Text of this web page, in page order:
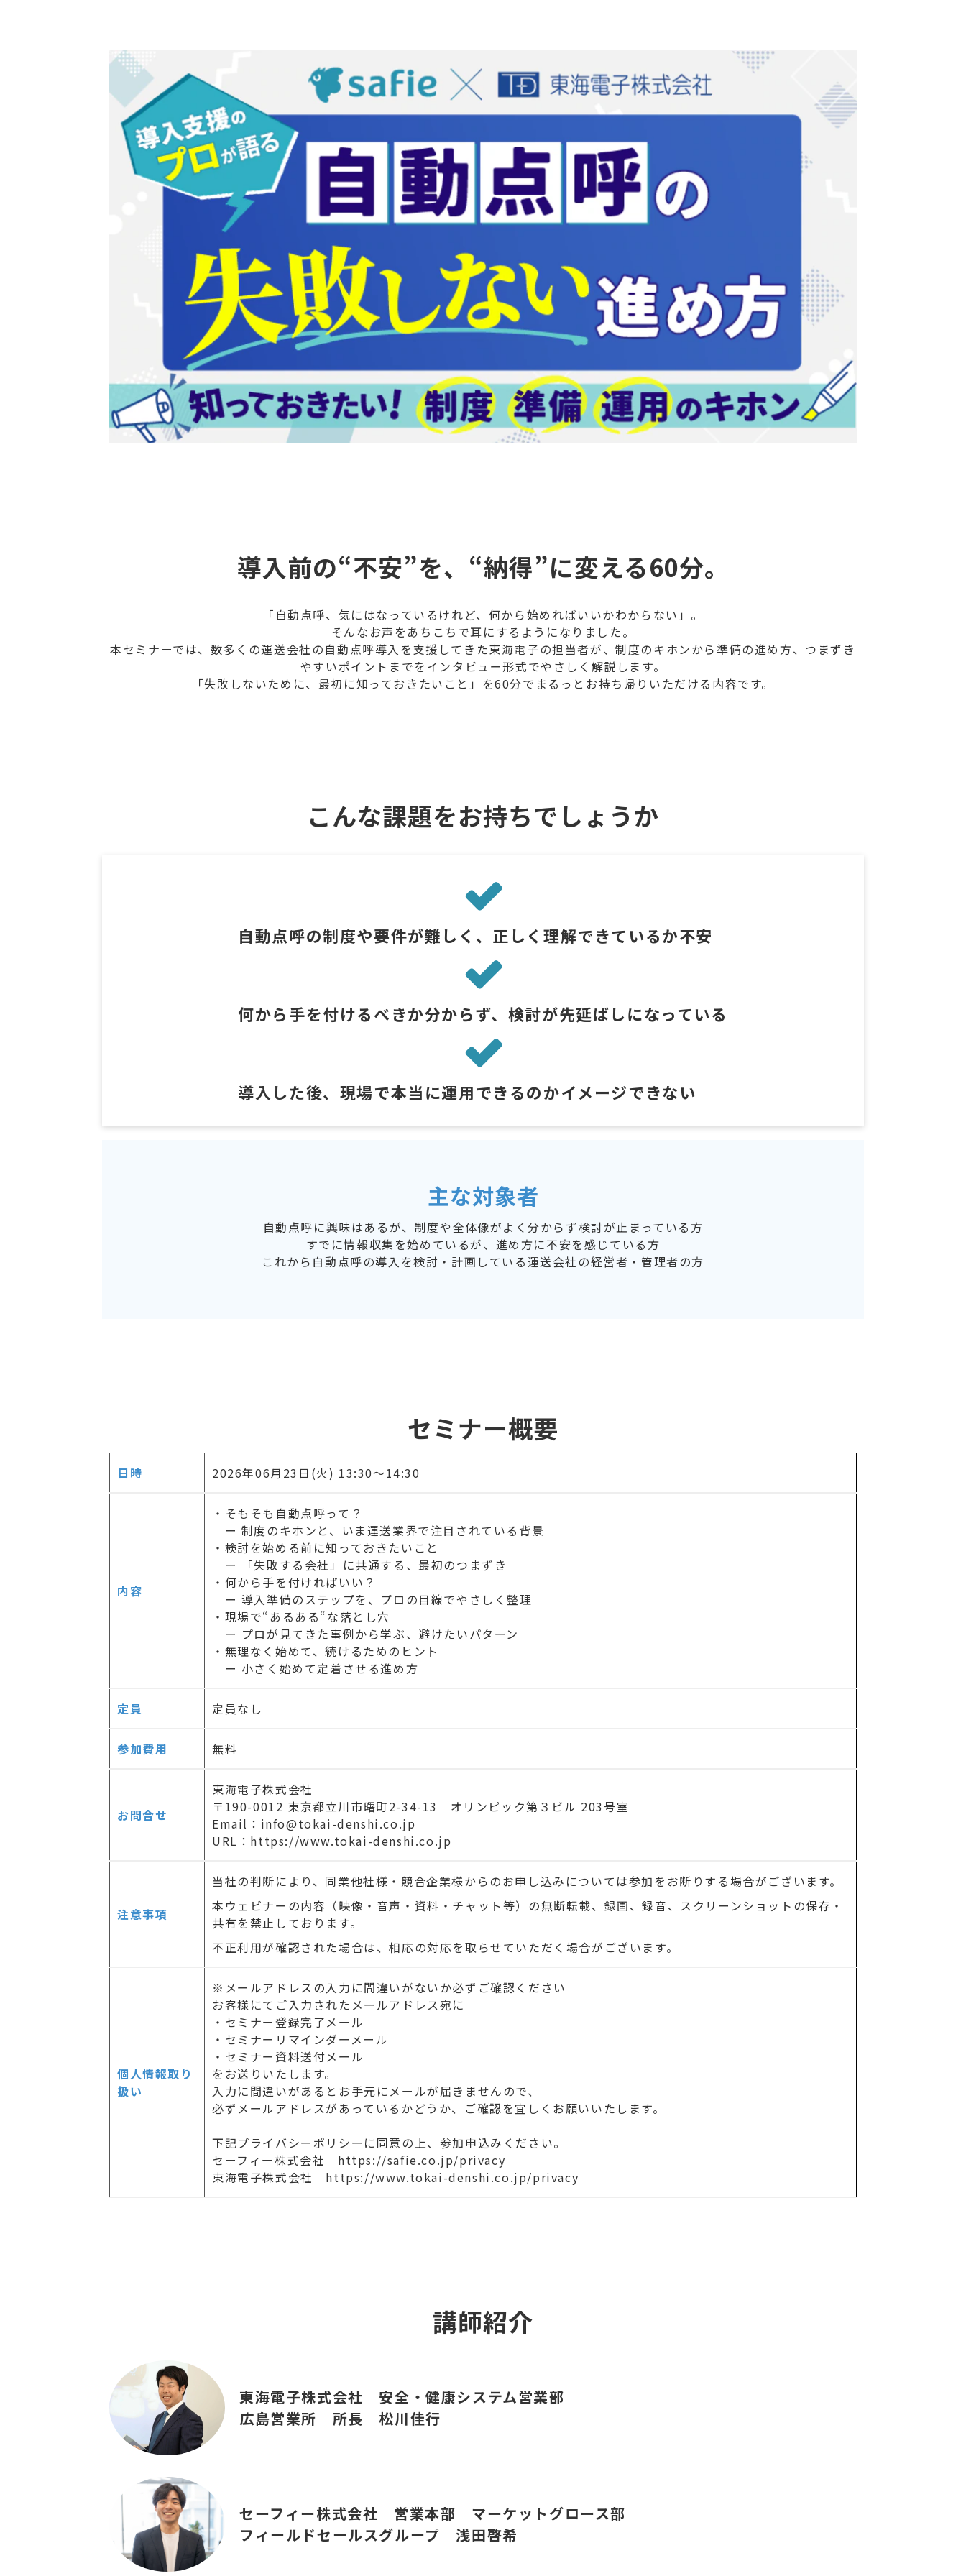
導入前の“不安”を、“納得”に変える60分。
「自動点呼、気にはなっているけれど、何から始めればいいかわからない」。
そんなお声をあちこちで耳にするようになりました。
本セミナーでは、数多くの運送会社の自動点呼導入を支援してきた東海電子の担当者が、制度のキホンから準備の進め方、つまずき
やすいポイントまでをインタビュー形式でやさしく解説します。
「失敗しないために、最初に知っておきたいこと」を60分でまるっとお持ち帰りいただける内容です。
こんな課題をお持ちでしょうか
自動点呼の制度や要件が難しく、正しく理解できているか不安
何から手を付けるべきか分からず、検討が先延ばしになっている
導入した後、現場で本当に運用できるのかイメージできない
主な対象者
自動点呼に興味はあるが、制度や全体像がよく分からず検討が止まっている方
すでに情報収集を始めているが、進め方に不安を感じている方
これから自動点呼の導入を検討・計画している運送会社の経営者・管理者の方
セミナー概要
日時 2026年06月23日(火) 13:30〜14:30
内容
・そもそも自動点呼って？
ー 制度のキホンと、いま運送業界で注目されている背景
・検討を始める前に知っておきたいこと
ー 「失敗する会社」に共通する、最初のつまずき
・何から手を付ければいい？
ー 導入準備のステップを、プロの目線でやさしく整理
・現場で“あるある“な落とし穴
ー プロが見てきた事例から学ぶ、避けたいパターン
・無理なく始めて、続けるためのヒント
ー 小さく始めて定着させる進め方
定員 定員なし
参加費用 無料
お問合せ
東海電子株式会社
〒190-0012 東京都立川市曙町2-34-13 オリンピック第３ビル 203号室
Email：info@tokai-denshi.co.jp
URL：https://www.tokai-denshi.co.jp
注意事項
当社の判断により、同業他社様・競合企業様からのお申し込みについては参加をお断りする場合がございます。
本ウェビナーの内容（映像・音声・資料・チャット等）の無断転載、録画、録音、スクリーンショットの保存・
共有を禁止しております。
不正利用が確認された場合は、相応の対応を取らせていただく場合がございます。
個人情報取り
扱い
※メールアドレスの入力に間違いがないか必ずご確認ください
お客様にてご入力されたメールアドレス宛に
・セミナー登録完了メール
・セミナーリマインダーメール
・セミナー資料送付メール
をお送りいたします。
入力に間違いがあるとお手元にメールが届きませんので、
必ずメールアドレスがあっているかどうか、ご確認を宜しくお願いいたします。
下記プライバシーポリシーに同意の上、参加申込みください。
セーフィー株式会社 https://safie.co.jp/privacy
東海電子株式会社 https://www.tokai-denshi.co.jp/privacy
講師紹介
東海電子株式会社 安全・健康システム営業部
広島営業所 所長 松川佳行
セーフィー株式会社 営業本部 マーケットグロース部
フィールドセールスグループ 浅田啓希